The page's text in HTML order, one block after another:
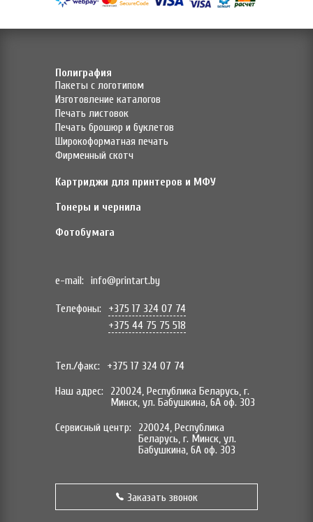
Полиграфия
Пакеты с логотипом
Изготовление каталогов
Печать листовок
Печать брошюр и буклетов
Широкоформатная печать
Фирменный скотч
Картриджи для принтеров и МФУ
Тонеры и чернила
Фотобумага
e-mail: info@printart.by
Телефоны:
+375 17 324 07 74
+375 44 75 75 518
Тел./факс:
+375 17 324 07 74
Наш адрес:
220024, Республика Беларусь, г.
Минск, ул. Бабушкина, 6А оф. 303
Сервисный центр:
220024, Республика
Беларусь, г. Минск, ул.
Бабушкина, 6А оф. 303
Заказать звонок